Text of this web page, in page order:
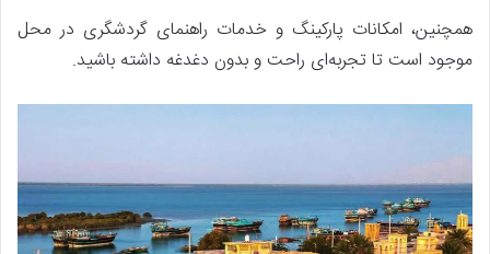
همچنین، امکانات پارکینگ و خدمات راهنمای گردشگری در محل
موجود است تا تجربه‌ای راحت و بدون دغدغه داشته باشید.